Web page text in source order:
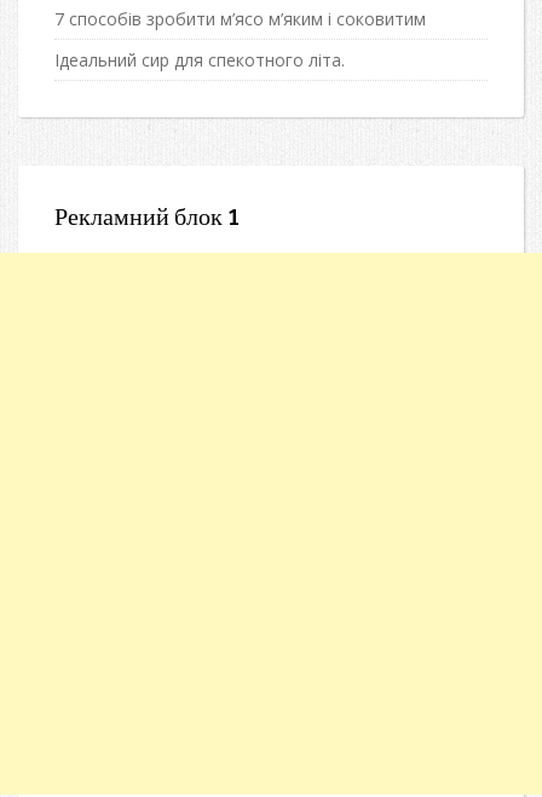
7 способів зробити м’ясо м’яким і соковитим
Ідеальний сир для спекотного літа.
Рекламний блок 1